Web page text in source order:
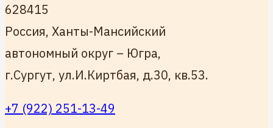
628415
Россия, Ханты-Мансийский
автономный округ – Югра,
г.Сургут, ул.И.Киртбая, д.30, кв.53.
+7 (922) 251-13-49